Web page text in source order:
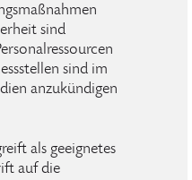
sind
sind im
anzukündigen
als geeignetes
auf die